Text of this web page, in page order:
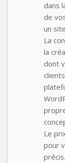
dans
de
un
La
la
dont
Le
pour